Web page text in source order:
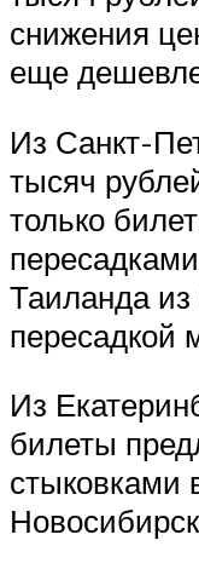
снижения
еще
Из Санкт-
тысяч
только
Таиланда
пересадкой
Из
билеты
стыковками